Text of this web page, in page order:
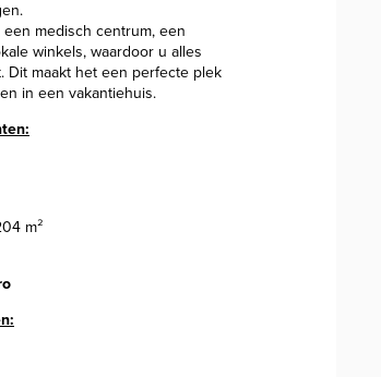
medisch centrum, een
winkels, waardoor u alles
maakt het een perfecte plek
in een vakantiehuis.
m²